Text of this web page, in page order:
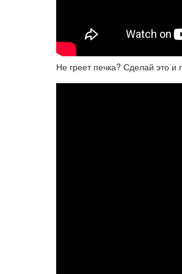
Не греет печка? Сделай это и